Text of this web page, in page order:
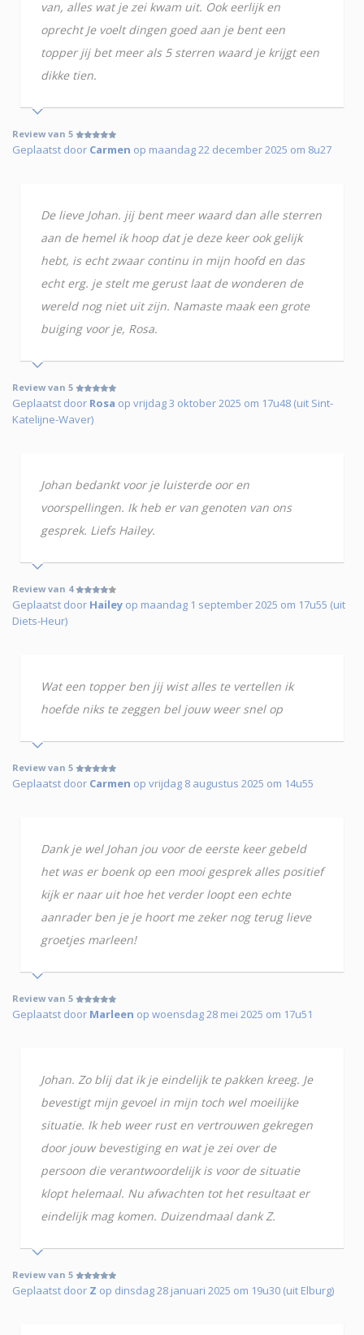
van, alles wat je zei kwam uit. Ook eerlijk en
oprecht Je voelt dingen goed aan je bent een
topper jij bet meer als 5 sterren waard je krijgt een
dikke tien.
Review van 5
Geplaatst door Carmen op maandag 22 december 2025 om 8u27
De lieve Johan. jij bent meer waard dan alle sterren
aan de hemel ik hoop dat je deze keer ook gelijk
hebt, is echt zwaar continu in mijn hoofd en das
echt erg. je stelt me gerust laat de wonderen de
wereld nog niet uit zijn. Namaste maak een grote
buiging voor je, Rosa.
Review van 5
Geplaatst door Rosa op vrijdag 3 oktober 2025 om 17u48 (uit Sint-
Katelijne-Waver)
Johan bedankt voor je luisterde oor en
voorspellingen. Ik heb er van genoten van ons
gesprek. Liefs Hailey.
Review van 4
Geplaatst door Hailey op maandag 1 september 2025 om 17u55 (uit
Diets-Heur)
Wat een topper ben jij wist alles te vertellen ik
hoefde niks te zeggen bel jouw weer snel op
Review van 5
Geplaatst door Carmen op vrijdag 8 augustus 2025 om 14u55
Dank je wel Johan jou voor de eerste keer gebeld
het was er boenk op een mooi gesprek alles positief
kijk er naar uit hoe het verder loopt een echte
aanrader ben je je hoort me zeker nog terug lieve
groetjes marleen!
Review van 5
Geplaatst door Marleen op woensdag 28 mei 2025 om 17u51
Johan. Zo blij dat ik je eindelijk te pakken kreeg. Je
bevestigt mijn gevoel in mijn toch wel moeilijke
situatie. Ik heb weer rust en vertrouwen gekregen
door jouw bevestiging en wat je zei over de
persoon die verantwoordelijk is voor de situatie
klopt helemaal. Nu afwachten tot het resultaat er
eindelijk mag komen. Duizendmaal dank Z.
Review van 5
Geplaatst door Z op dinsdag 28 januari 2025 om 19u30 (uit Elburg)